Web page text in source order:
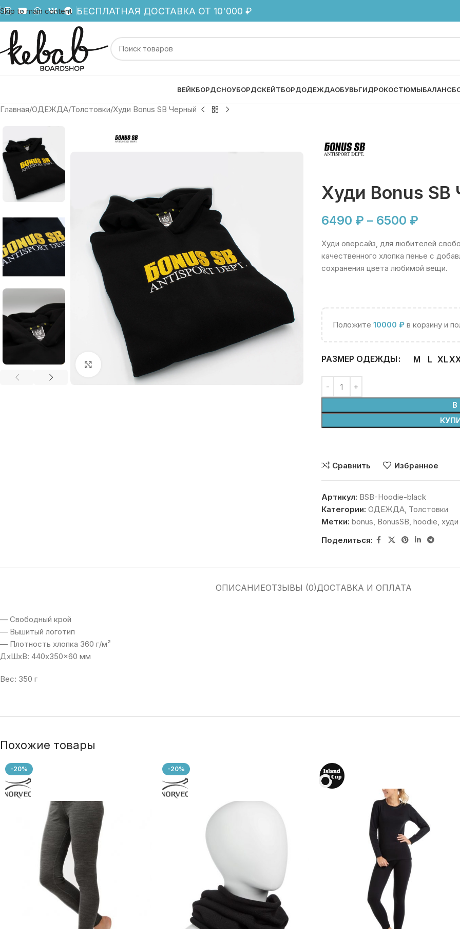
Skip to main content БЕСПЛАТНАЯ ДОСТАВКА ОТ 10'000 ₽
ВЕЙКБОРДСНОУБОРДСКЕЙТБОРДОДЕЖДАОБУВЬГИДРОКОСТЮМЫ
Главная ОДЕЖДА Толстовки Худи Bonus SB Черный
Увеличить
Худи Bonus SB
6490 ₽ – 6500 ₽
Худи оверсайз, для любителей
качественного хлопка пенье с
сохранения цвета любимой вещи.
Положите 10000 ₽в корзину и
РАЗМЕР ОДЕЖДЫ M L XL
В
Сравнить Избранное
Артикул: BSB-Hoodie-black
Категории: ОДЕЖДА, Толстовки
Метки: bonus, BonusSB, hoodie, худи
Поделиться:
ОПИСАНИЕОТЗЫВЫ (0)ДОСТАВКА И ОПЛАТА
— Свободный крой
— Вышитый логотип
— Плотность хлопка 360 г/м²
ДxШxВ: 440x350x60 мм
Вес: 350 г
Похожие товары
-20% -20%